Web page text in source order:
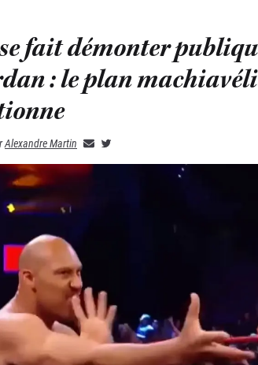
fait démonter
: le plan
Alexandre Martin